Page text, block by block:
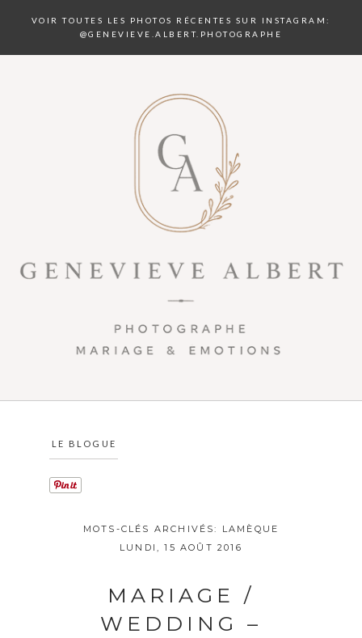
VOIR TOUTES LES PHOTOS RÉCENTES SUR INSTAGRAM:
@GENEVIEVE.ALBERT.PHOTOGRAPHE
LE BLOGUE
MOTS-CLÉS ARCHIVÉS: LAMÈQUE
LUNDI, 15 AOÛT 2016
MARIAGE /
WEDDING –